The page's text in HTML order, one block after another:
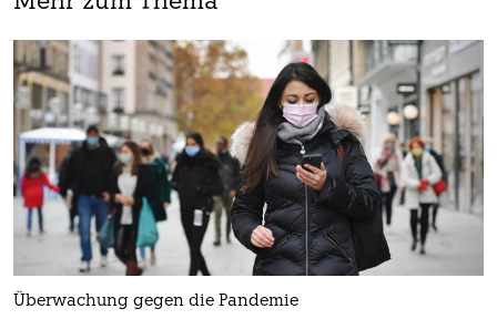
Überwachung gegen die Pandemie